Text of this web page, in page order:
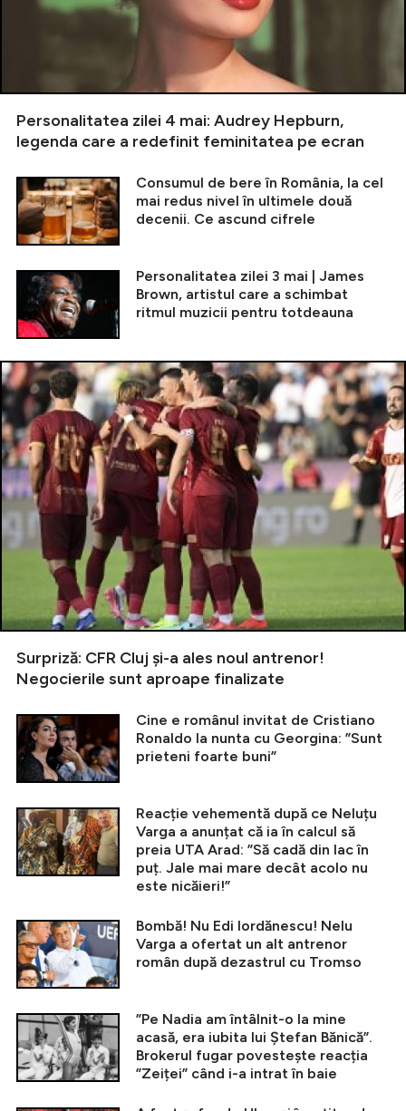
Personalitatea zilei 4 mai: Audrey Hepburn,
legenda care a redefinit feminitatea pe ecran
Consumul de bere în România, la cel
mai redus nivel în ultimele două
decenii. Ce ascund cifrele
Personalitatea zilei 3 mai | James
Brown, artistul care a schimbat
ritmul muzicii pentru totdeauna
Surpriză: CFR Cluj și-a ales noul antrenor!
Negocierile sunt aproape finalizate
Cine e românul invitat de Cristiano
Ronaldo la nunta cu Georgina: ”Sunt
prieteni foarte buni”
Reacție vehementă după ce Neluțu
Varga a anunțat că ia în calcul să
preia UTA Arad: ”Să cadă din lac în
puț. Jale mai mare decât acolo nu
este nicăieri!”
Bombă! Nu Edi Iordănescu! Nelu
Varga a ofertat un alt antrenor
român după dezastrul cu Tromso
”Pe Nadia am întâlnit-o la mine
acasă, era iubita lui Ștefan Bănică”.
Brokerul fugar povestește reacția
”Zeiței” când i-a intrat în baie